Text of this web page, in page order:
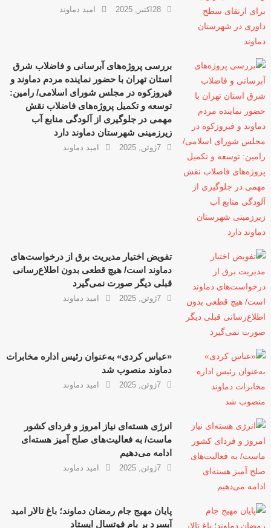
28اکتبر, 2025 امید دماوند
بررسی پروژه‌های آبرسانی و فاضلاب شرق
استان تهران با حضور نماینده مردم دماوند و
فیروزکوه در مجلس شورای اسلامی/ رامین:
توسعه و تکمیل پروژه‌های فاضلاب نقش
مهمی در جلوگیری از آلودگی منابع آب
زیرزمینی شهرستان دماوند دارد
7ژوئن, 2025 امید دماوند
تفویض اختیار مدیریت برق از درخواست‌های
دماوند است/ هیچ قطعی بدون اطلاع‌رسانی
قبلی دیگر صورت نمی‌گیرد
7ژوئن, 2025 امید دماوند
«عباس کردی» به‌عنوان رئیس اداره مخابرات
دماوند منصوب شد
7ژوئن, 2025 امید دماوند
انرژی هسته‌ای نیاز امروز و فردای کشور
ماست/ به فعالیت‌های صلح آمیز هسته‌ای
ادامه می‌دهیم
7ژوئن, 2025 امید دماوند
پایان مهیج جام رمضان دماوند؛ باغ تالار امید
آبسرد بر بام فوتسال ایستاد